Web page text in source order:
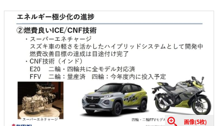
画像(5枚)